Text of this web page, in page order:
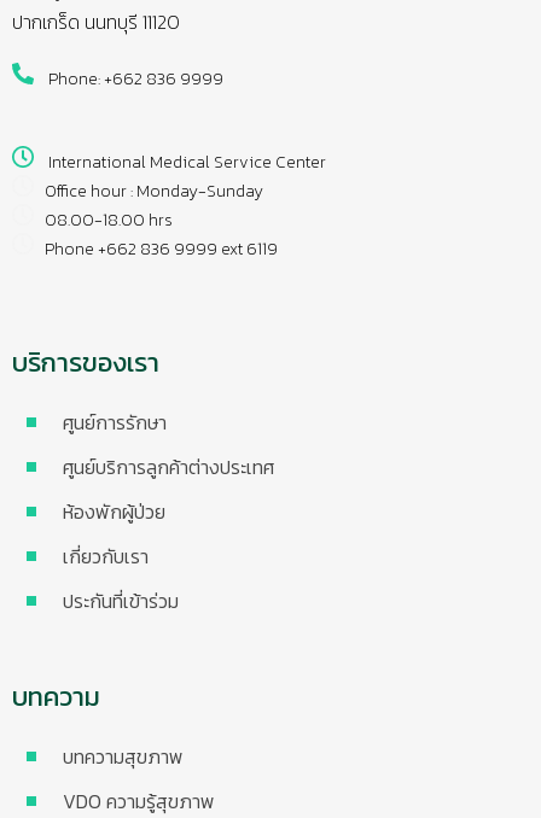
ปากเกร็ด นนทบุรี 11120
Phone: +662 836 9999
International Medical Service Center
Office hour : Monday-Sunday
08.00-18.00 hrs
Phone +662 836 9999 ext 6119
บริการของเรา
ศูนย์การรักษา
ศูนย์บริการลูกค้าต่างประเทศ
ห้องพักผู้ป่วย
เกี่ยวกับเรา
ประกันที่เข้าร่วม
บทความ
บทความสุขภาพ
VDO ความรู้สุขภาพ